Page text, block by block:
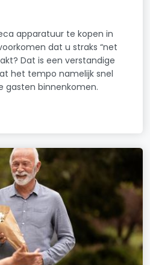
apparatuur te kopen in
dat u straks “net
Dat is een verstandige
het tempo namelijk snel
gasten binnenkomen.